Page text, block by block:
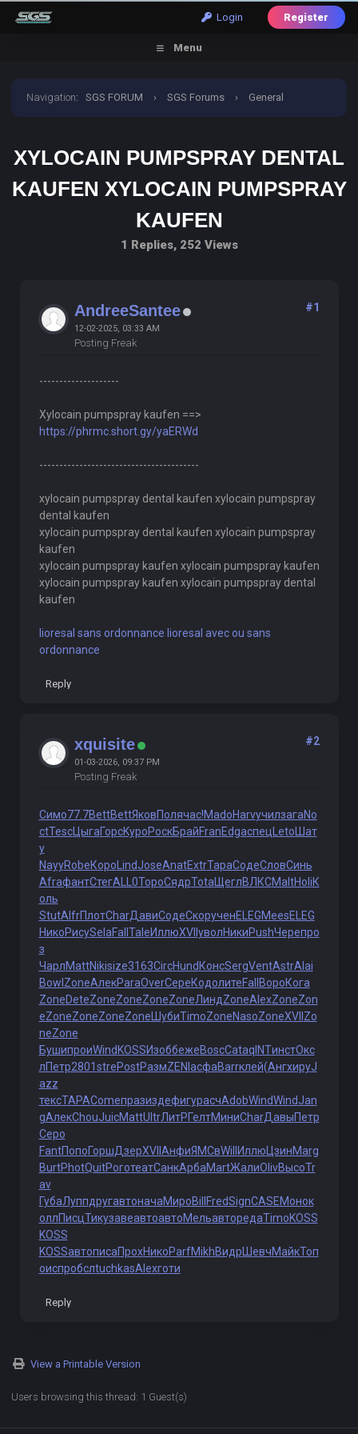
Login Register
Menu
Navigation:SGS FORUM › SGS Forums › General
XYLOCAIN PUMPSPRAY DENTAL
KAUFEN XYLOCAIN PUMPSPRAY
KAUFEN
1 Replies, 252 Views
AndreeSantee
12-02-2025, 03:33 AM
Posting Freak
#1
--------------------
Xylocain pumpspray kaufen ==>
https://phrmc.short.gy/yaERWd
----------------------------------------
xylocain pumpspray dental kaufen xylocain pumpspray
dental kaufen
xylocain pumpspray dental kaufen xylocain pumpspray
kaufen
xylocain pumpspray kaufen xylocain pumpspray kaufen
xylocain pumpspray kaufen xylocain pumpspray dental
kaufen
lioresal sans ordonnance lioresal avec ou sans
ordonnance
Reply
xquisite
01-03-2026, 09:37 PM
Posting Freak
#2
Симо77.7BettBettЯковПолячас!MadoHarvучилзагаNo
ctTescЦыгаГорсKypoРоскБрайFranEdgaспец Leto Шат
у
NayyRobeКоро LindJoseAnatExtrТараСодеСловСинь
AfraфантСтегALL0ТороСядрTota ЩеглВЛКСMaltHoliК
оль
StutAlfrПлотCharДавиСодеСкорученELEGMeesELEG
НикоРисуSelaFall TaleИллюXVII уволНикиPushЧерепро
з
ЧарлMattNikisize3163CircHund КонсSergVentAstrAlai
Bowl ZoneАлекParaOverСереКодолитеFall ВороКога
ZoneDeteZoneZoneZoneZoneЛиндZoneAlexZoneZon
eZoneZoneZoneZone ШубиTimoZoneNasoZoneXVII Zo
neZone
БушипроиWind KOSSИзоббежеBoscCataqINTинстОкс
лПетр2801strePostРазмZENI асфаBarrклей(АнгхируJ
azz
тексTAPAComeпразиздефигурасчAdobWindWindJan
gАлекChouJuicMattUltrЛитРГелтМиниCharДавыПетр
Серо
FantПопоГоршДзерXVII АнфиЯМСвWill ИллюЦзинMarg
BurtPhotQuitРоготеатСанкАрбаMartЖалиOlivВысоTr
av
ГубаЛуппдругавтоначаМироBill FredSignCASEМонок
оллПисцТикузавеавтоавтоМельавторедаTimoKOSS
KOSS
KOSSавтописаПрохНикоParfMikhВидр ШевчМайкТоп
оиспробслtuchkasAlexготи
Reply
View a Printable Version
Users browsing this thread: 1 Guest(s)